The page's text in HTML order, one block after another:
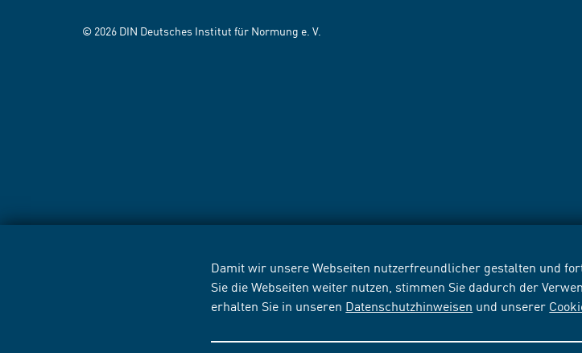
Damit wir unsere Webseiten nutzerfreundlicher gestalten und
Sie die Webseiten weiter nutzen, stimmen Sie dadurch der
erhalten Sie in unseren Datenschutzhinweisen und unserer
© 2026 DIN Deutsches Institut für Normung e. V.